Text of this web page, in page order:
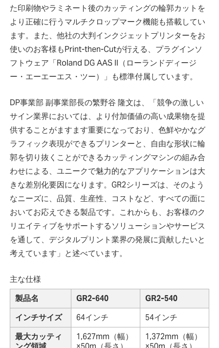
た印刷物やラミネート後のカッティングの輪郭カットを
より正確に行うマルチクロップマーク機能も搭載してい
ます。また、他社の大判インクジェットプリンターをお
使いのお客様もPrint-then-Cutが行える、プラグインソ
フトウェア「Roland DG AAS II（ローランドディージ
ー・エーエーエス・ツー）」も標準付属しています。
DP事業部 副事業部長の繁野谷 隆文は、「競争の激しい
サイン業界においては、より付加価値の高い成果物を提
供することがますます重要になっており、色鮮やかなグ
ラフィック表現ができるプリンターと、自由な形状に輪
郭を切り抜くことができるカッティングマシンの組み合
わせによる、ユニークで魅力的なアプリケーションは大
きな差別化要因になります。GR2シリーズは、そのよう
なニーズに、品質、生産性、コストなど、すべての面に
おいてお応えできる製品です。これからも、お客様のク
リエイティブをサポートするソリューションやサービス
を通して、デジタルプリント業界の発展に貢献したいと
考えています」と述べています。
主な仕様
製品名
GR2-640
GR2-540
インチサイズ
64インチ
54インチ
最大カッティ
1,627mm（幅）
1,372mm（幅）